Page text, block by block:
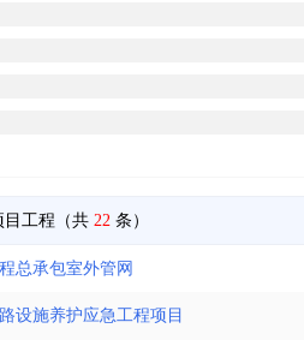
目工程（共 22条）
总承包室外管网
设施养护应急工程项目